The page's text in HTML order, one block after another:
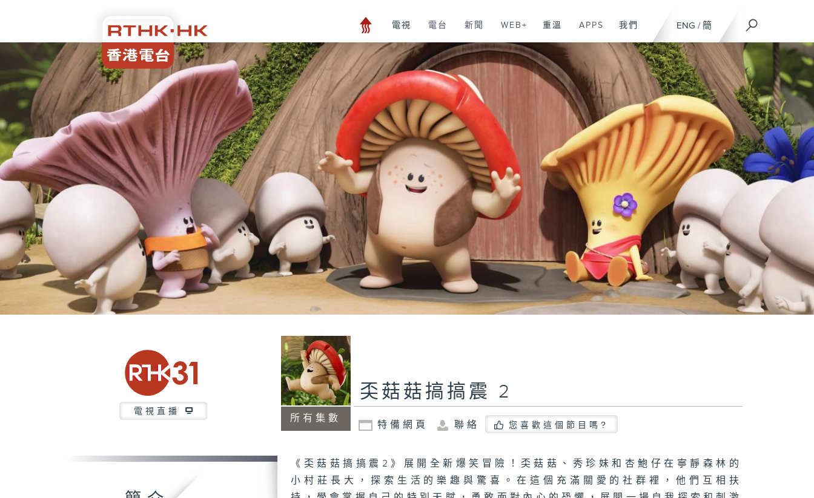
ENG / 簡
電視 電台 新聞 WEB+ 重溫 APPS 我們
電視直播
所有集數
奀菇菇搞搞震 2
特備網頁 聯絡 您喜歡這個節目嗎?
《奀菇菇搞搞震2》展開全新爆笑冒險！奀菇菇、秀珍妹和杏鮑仔在寧靜森林的
小村莊長大，探索生活的樂趣與驚喜。在這個充滿關愛的社群裡，他們互相扶